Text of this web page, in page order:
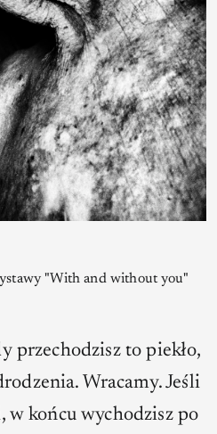
"With and without you"
przechodzisz to piekło,
Wracamy. Jeśli
w końcu wychodzisz po